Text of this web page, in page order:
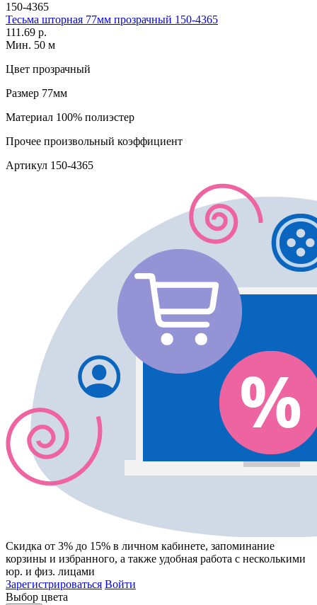
150-4365
Тесьма шторная 77мм прозрачный 150-4365
111.69 р.
Мин. 50 м
Цвет прозрачный
Размер 77мм
Материал 100% полиэстер
Прочее произвольный коэффициент
Артикул 150-4365
Скидка от 3% до 15% в личном кабинете, запоминание
корзины и избранного, а также удобная работа с несколькими
юр. и физ. лицами
Зарегистрироваться Войти
Выбор цвета